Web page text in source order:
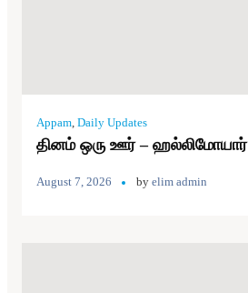
Appam Daily Updates
தினம் ஒரு ஊர் – ஹல்லிமோயார்
August 7, 2026 by elim admin